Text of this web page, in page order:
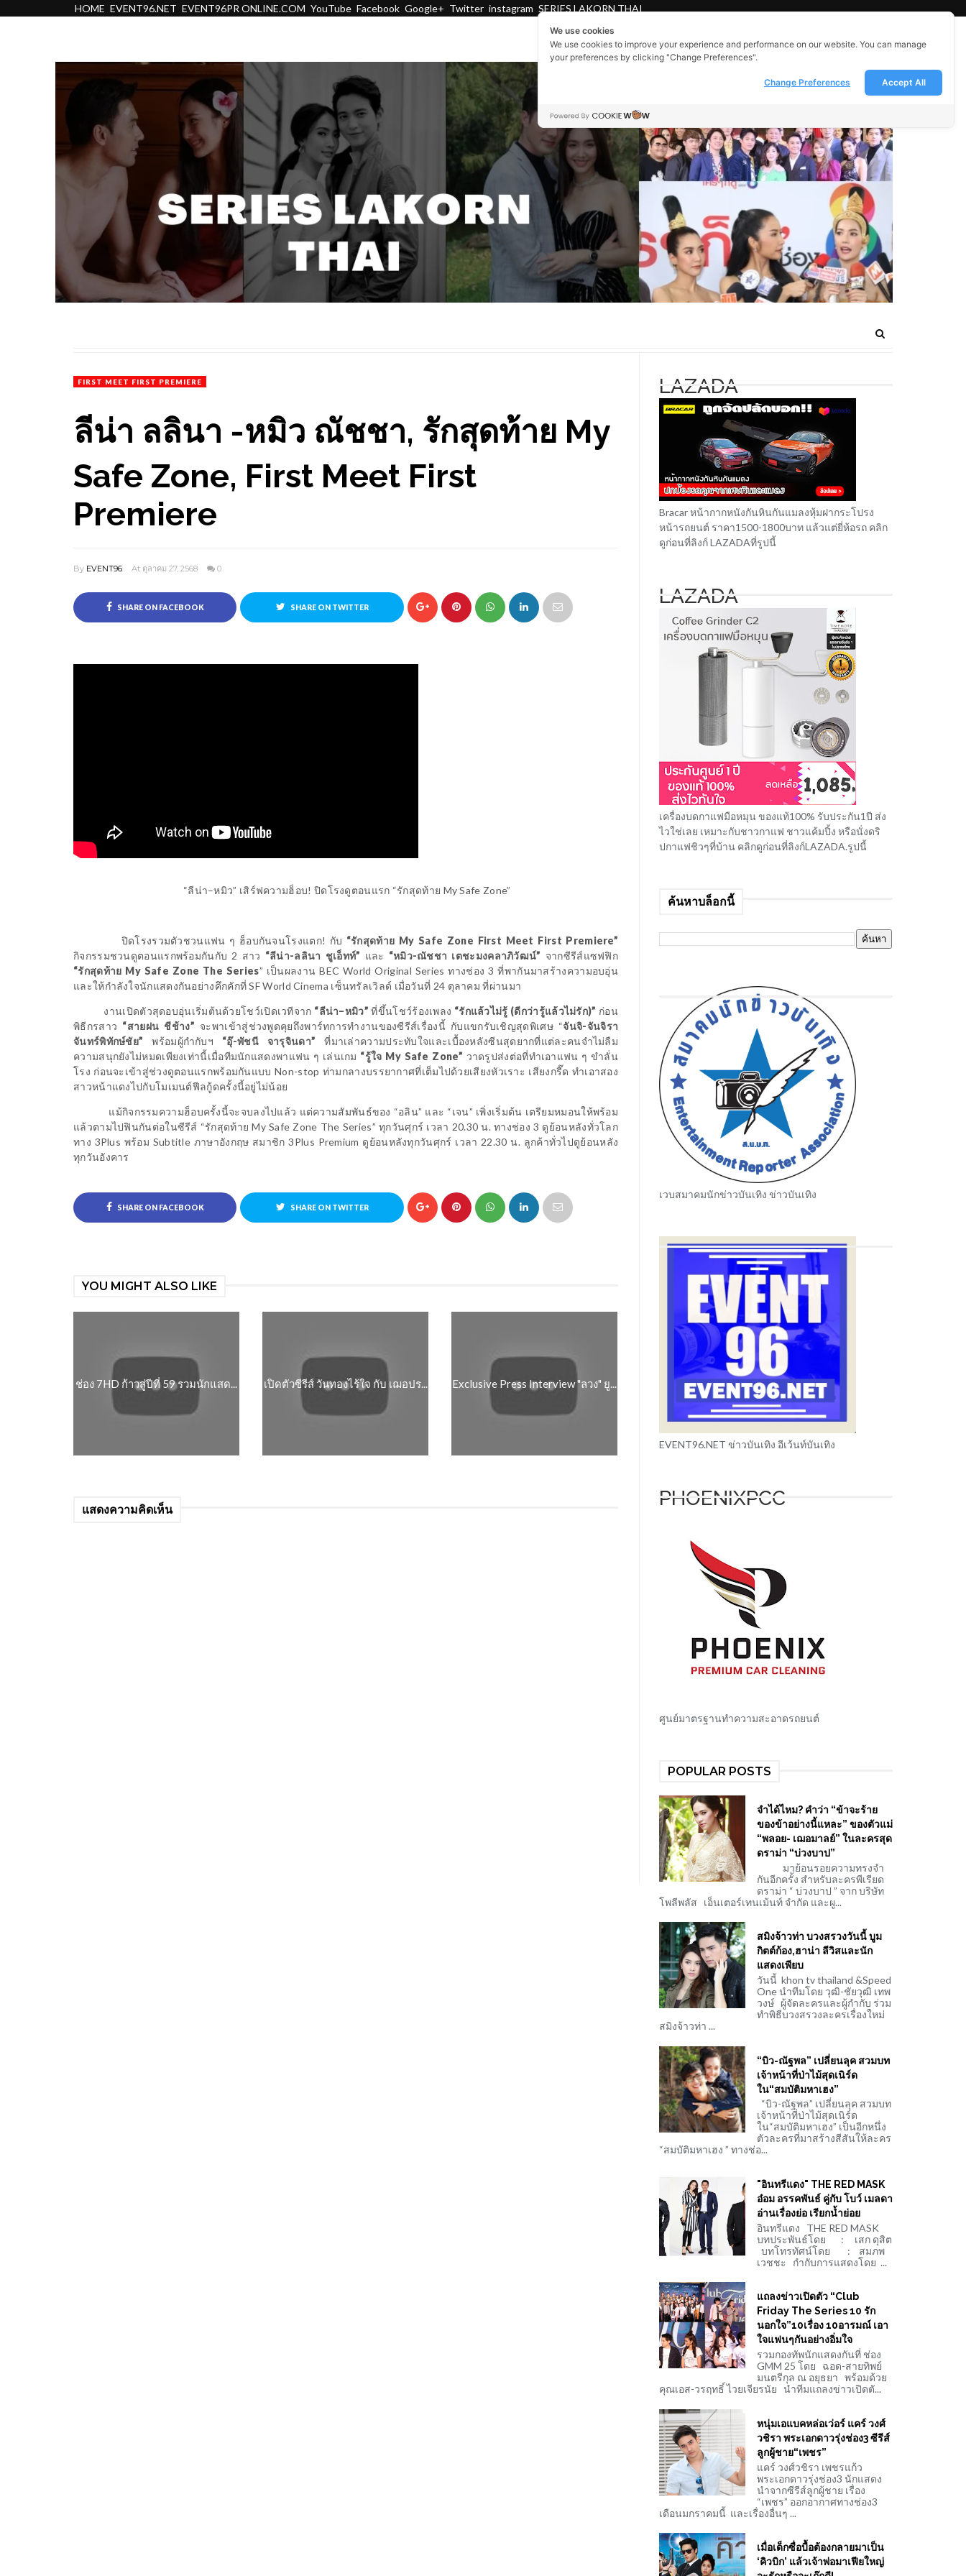
HOME EVENT96.NET EVENT96PR ONLINE.COM YouTube Facebook Google+ Twitter instagram SERIES LAKORN THAI
FIRST MEET FIRST PREMIERE
ลีน่า ลลินา -หมิว ณัชชา, รักสุดท้าย My
Safe Zone, First Meet First
Premiere
By EVENT96 At ตุลาคม 27, 2568 0
SHARE ON FACEBOOK SHARE ON TWITTER
“ลีน่า–หมิว” เสิร์ฟความฮ็อบ! ปิดโรงดูตอนแรก “รักสุดท้าย My Safe Zone”
ปิดโรงรวมตัวชวนแฟน ๆ ฮ็อบกันจนโรงแตก! กับ “รักสุดท้าย My Safe Zone First Meet First Premiere”
กิจกรรมชวนดูตอนแรกพร้อมกันกับ 2 สาว “ลีน่า-ลลินา ชูเอ็ทท์” และ “หมิว-ณัชชา เตชะมงคลาภิวัฒน์” จากซีรีส์แซฟฟิก
“รักสุดท้าย My Safe Zone The Series” เป็นผลงานBEC World Original Seriesทางช่อง 3 ที่พากันมาสร้างความอบอุ่น
และให้กำลังใจนักแสดงกันอย่างคึกคักที่SF World Cinema เซ็นทรัลเวิลด์ เมื่อวันที่ 24 ตุลาคม ที่ผ่านมา
งานเปิดตัวสุดอบอุ่นเริ่มต้นด้วยโชว์เปิดเวทีจาก “ลีน่า–หมิว” ที่ขึ้นโชว์ร้องเพลง “รักแล้วไม่รู้ (ดีกว่ารู้แล้วไม่รัก)” ก่อน
พิธีกรสาว “สายฝน ชีช้าง” จะพาเข้าสู่ช่วงพูดคุยถึงพาร์ทการทำงานของซีรีส์เรื่องนี้ กับแขกรับเชิญสุดพิเศษ “จันจิ-จันจิรา
จันทร์พิทักษ์ชัย” พร้อมผู้กำกับฯ “อุ๊-พัชนี จารุจินดา” ที่มาเล่าความประทับใจและเบื้องหลังซีนสุดยากที่แต่ละคนจำไม่ลืม
ความสนุกยังไม่หมดเพียงเท่านี้เมื่อทีมนักแสดงพาแฟน ๆ เล่นเกม “รู้ใจ My Safe Zone” วาดรูปส่งต่อที่ทำเอาแฟน ๆ ขำลั่น
โรง ก่อนจะเข้าสู่ช่วงดูตอนแรกพร้อมกันแบบNon-stop ท่ามกลางบรรยากาศที่เต็มไปด้วยเสียงหัวเราะ เสียงกรี๊ด ทำเอาสอง
สาวหน้าแดงไปกับโมเมนต์ฟีลกู้ดครั้งนี้อยู่ไม่น้อย
แม้กิจกรรมความฮ็อบครั้งนี้จะจบลงไปแล้ว แต่ความสัมพันธ์ของ “อลิน” และ “เจน” เพิ่งเริ่มต้น เตรียมหมอนให้พร้อม
แล้วตามไปฟินกันต่อในซีรีส์ “รักสุดท้ายMy Safe Zone The Series” ทุกวันศุกร์ เวลา 20.30 น. ทางช่อง 3 ดูย้อนหลังทั่วโลก
ทาง 3Plus พร้อม Subtitle ภาษาอังกฤษ สมาชิก 3Plus Premium ดูย้อนหลังทุกวันศุกร์ เวลา 22.30 น. ลูกค้าทั่วไปดูย้อนหลัง
ทุกวันอังคาร
SHARE ON FACEBOOK SHARE ON TWITTER
YOU MIGHT ALSO LIKE
ช่อง 7HD ก้าวสู่ปีที่ 59 รวมนักแสด... เปิดตัวซีรีส์ วันทองไร้ใจ กับ เฌอปร... Exclusive Press Interview "ลวง" ยู...
แสดงความคิดเห็น
LAZADA
Bracar หน้ากากหนังกันหินกันแมลงหุ้มฝากระโปรง
หน้ารถยนต์ ราคา1500-1800บาท แล้วแต่ยี่ห้อรถ คลิก
ดูก่อนที่ลิงก์ LAZADAที่รูปนี้
LAZADA
เครื่องบดกาแฟมือหมุน ของแท้100% รับประกัน1ปี ส่ง
ไวใช่เลย เหมาะกับชาวกาแฟ ชาวแค้มปิ้ง หรือนั่งดริ
ปกาแฟชิวๆที่บ้าน คลิกดูก่อนที่ลิงก์LAZADA.รูปนี้
ค้นหาบล็อกนี้
เวบสมาคมนักข่าวบันเทิง ข่าวบันเทิง
EVENT96.NET ข่าวบันเทิง อีเว้นท์บันเทิง
PHOENIXPCC
ศูนย์มาตรฐานทำความสะอาดรถยนต์
POPULAR POSTS
จำได้ไหม? คำว่า “ข้าจะร้าย
ของข้าอย่างนี้แหละ” ของตัวแม่
“พลอย- เฌอมาลย์” ในละครสุด
ดราม่า “บ่วงบาป”
มาย้อนรอยความทรงจำ
กันอีกครั้ง สำหรับละครพีเรียด
ดราม่า “ บ่วงบาป ” จาก บริษัท
โพลีพลัส เอ็นเตอร์เทนเม้นท์ จำกัด และผู...
สมิงจ้าวท่า บวงสรวงวันนี้ บูม
กิตต์ก้อง,ฮาน่า ลีวิสและนัก
แสดงเพียบ
วันนี้ khon tv thailand &Speed
One นำทีมโดย วุฒิ-ชัยวุฒิ เทพ
วงษ์ ผู้จัดละครและผู้กำกับ ร่วม
ทำพิธีบวงสรวงละครเรื่องใหม่
สมิงจ้าวท่า ...
“บิว-ณัฐพล” เปลี่ยนลุค สวมบท
เจ้าหน้าที่ป่าไม้สุดเนิร์ด
ใน“สมบัติมหาเฮง”
“บิว-ณัฐพล” เปลี่ยนลุค สวมบท
เจ้าหน้าที่ป่าไม้สุดเนิร์ด
ใน“สมบัติมหาเฮง” เป็นอีกหนึ่ง
ตัวละครที่มาสร้างสีสันให้ละคร
“สมบัติมหาเฮง ” ทางช่อ...
"อินทรีแดง" THE RED MASK
อ๋อม อรรคพันธ์ คู่กับ โบว์ เมลดา
อ่านเรื่องย่อ เรียกน้ำย่อย
อินทรีแดง THE RED MASK
บทประพันธ์โดย : เสก ดุสิต
บทโทรทัศน์โดย : สมภพ
เวชชะ กำกับการแสดงโดย ...
แถลงข่าวเปิดตัว “Club
Friday The Series 10 รัก
นอกใจ”10เรื่อง 10อารมณ์ เอา
ใจแฟนๆกันอย่างอิ่มใจ
รวมกองทัพนักแสดงกันที่ ช่อง
GMM 25 โดย ฉอด-สายทิพย์
มนตรีกุล ณ อยุธยา พร้อมด้วย
คุณเอส-วรฤทธิ์ ไวยเจียรนัย นำทีมแถลงข่าวเปิดตั...
หนุ่มเอแบคหล่อเว่อร์ แคร์ วงศ์
วชิรา พระเอกดาวรุ่งช่อง3 ซีรีส์
ลูกผู้ชาย“เพชร”
แคร์ วงศ์วชิรา เพชรแก้ว
พระเอกดาวรุ่งช่อง3 นักแสดง
นำจากซีรีส์ลูกผู้ชาย เรื่อง
“เพชร” ออกอากาศทางช่อง3
เดือนมกราคมนี้ และเรื่องอื่นๆ ...
เมื่อเด็กซื่อบื้อต้องกลายมาเป็น
‘คิวบิก’ แล้วเจ้าพ่อมาเฟียใหญ่
We use cookies
We use cookies to improve your experience and performance on our website. You can manage
your preferences by clicking "Change Preferences".
Accept All
Change Preferences